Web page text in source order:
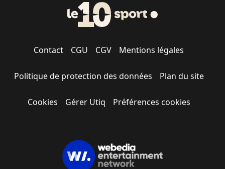
Contact CGU CGV Mentions légales
Politique de protection des données Plan du site
Cookies Gérer Utiq Préférences cookies